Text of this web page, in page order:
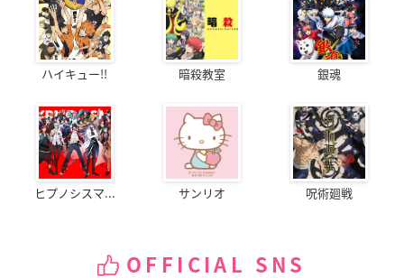
ハイキュー!! 暗殺教室 銀魂
ヒプノシスマ... サンリオ 呪術廻戦
OFFICIAL SNS